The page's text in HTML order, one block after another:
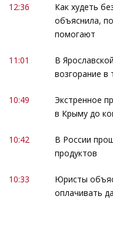
12:36
Как худеть
объяснила,
помогают
11:01
В
возгорание в
10:49
Экстренное
в Крыму до
10:42
В России
продуктов
10:33
Юристы
оплачивать